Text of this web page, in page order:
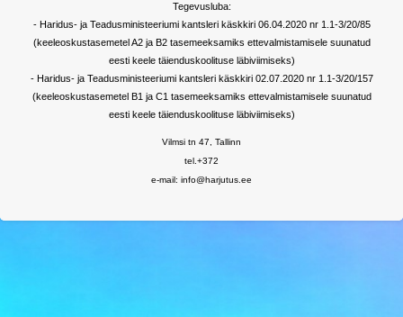
Tegevusluba:
- Haridus- ja Teadusministeeriumi kantsleri käskkiri 06.04.2020 nr 1.1-3/20/85
(keeleoskustasemetel A2 ja B2 tasemeeksamiks ettevalmistamisele suunatud
eesti keele täienduskoolituse läbiviimiseks)
- Haridus- ja Teadusministeeriumi kantsleri käskkiri 02.07.2020 nr 1.1-3/20/157
(keeleoskustasemetel B1 ja C1 tasemeeksamiks ettevalmistamisele suunatud
eesti keele täienduskoolituse läbiviimiseks)
Vilmsi tn 47, Tallinn
tel.+372
e-mail: info@harjutus.ee